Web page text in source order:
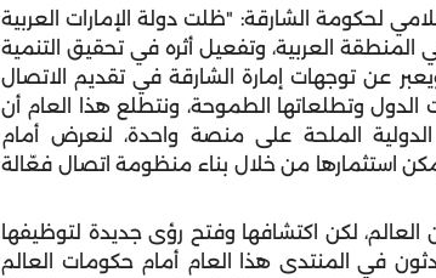
لحكومة الشارقة: "ظلت دولة الإمارات العربية
العربية، وتفعيل أثره في تحقيق التنمية
عن توجهات إمارة الشارقة في تقديم الاتصال
وتطلعاتها الطموحة، ونتطلع هذا العام أن
الملحة على منصة واحدة، لنعرض أمام
استثمارها من خلال بناء منظومة اتصال فعّالة
العالم، لكن اكتشافها وفتح رؤى جديدة لتوظيفها
في المنتدى هذا العام أمام حكومات العالم